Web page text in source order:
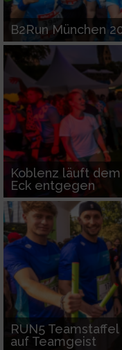
B2Run München
Koblenz läuft
Eck entgegen
RUN5
auf Teamgeist